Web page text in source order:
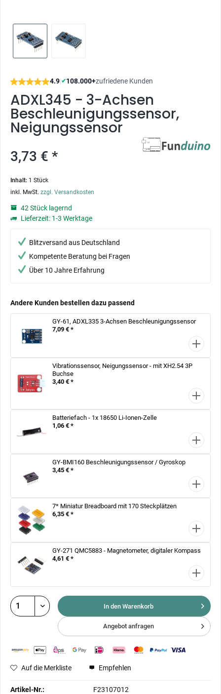
4.9|✔108.000+zufriedene Kunden
ADXL345 - 3-Achsen
Beschleunigungssensor,
Neigungssensor
3,73 € *
Inhalt: 1 Stück
inkl. MwSt. zzgl. Versandkosten
42 Stück lagernd
Lieferzeit: 1-3 Werktage
Blitzversand aus Deutschland
Kompetente Beratung bei Fragen
Über 10 Jahre Erfahrung
Andere Kunden bestellen dazu passend
GY-61, ADXL335 3-Achsen Beschleunigungssensor
7,09 € *
Vibrationssensor, Neigungssensor - mit XH2.54 3P
Buchse
3,40 € *
Batteriefach - 1x 18650 Li-Ionen-Zelle
1,06 € *
GY-BMI160 Beschleunigungssensor / Gyroskop
3,45 € *
7* Miniatur Breadboard mit 170 Steckplätzen
6,35 € *
GY-271 QMC5883 - Magnetometer, digitaler Kompass
4,61 € *
In den Warenkorb
Angebot anfragen
Auf die Merkliste Empfehlen
Artikel-Nr.:
F23107012